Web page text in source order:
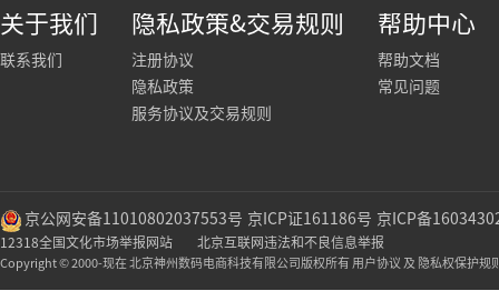
关于我们
联系我们
隐私政策&交易规则
注册协议
隐私政策
服务协议及交易规则
帮助中心
帮助文档
常见问题
京公网安备11010802037553号 京ICP证161186号 京ICP备
12318全国文化市场举报网站 北京互联网违法和不良信息举报
Copyright © 2000-现在 北京神州数码电商科技有限公司版权所有 用户协议 及 隐私权保护规